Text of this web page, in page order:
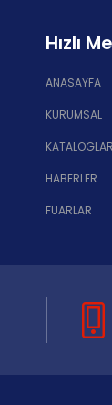
Hızlı
ANASAYFA
KURUMSAL
HABERLER
FUARLAR